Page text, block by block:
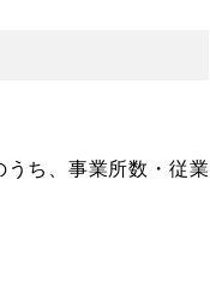
ち、事業所数・従業